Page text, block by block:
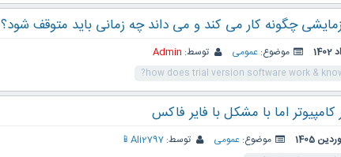
چگونه کار می کند و می داند چه زمانی باید متوقف شود؟
موضوع: عمومی توسط: Admin
how does trial version software work &
کامپیوتر اما با مشکل با فایر فاکس
موضوع: عمومی توسط: Ali2797📱